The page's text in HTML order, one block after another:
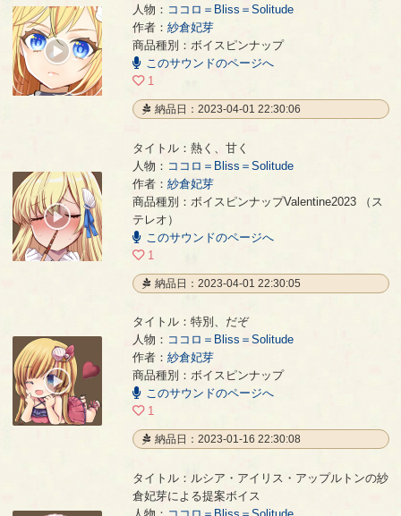
Centuries - 紗倉妃芽
人物： ココロ＝Bliss＝Solitude
作者： 紗倉妃芽
商品種別：ボイスピンナップ
このサウンドのページへ
1
納品日：2023-04-01 22:30:06
熱く、甘く - 紗倉妃芽
00:27
タイトル：熱く、甘く
人物： ココロ＝Bliss＝Solitude
作者： 紗倉妃芽
商品種別：ボイスピンナップValentine2023 （ス
テレオ）
このサウンドのページへ
1
納品日：2023-04-01 22:30:05
特別、だぞ - 紗倉妃芽
タイトル：特別、だぞ
人物： ココロ＝Bliss＝Solitude
作者： 紗倉妃芽
商品種別：ボイスピンナップ
このサウンドのページへ
1
納品日：2023-01-16 22:30:08
タイトル：ルシア・アイリス・アップルトンの紗
倉妃芽による提案ボイス